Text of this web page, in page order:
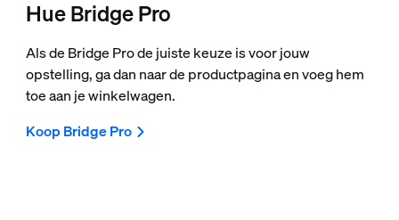
Hue Bridge Pro
Als de Bridge Pro de juiste keuze is voor jouw
opstelling, ga dan naar de productpagina en voeg hem
toe aan je winkelwagen.
Koop Bridge Pro